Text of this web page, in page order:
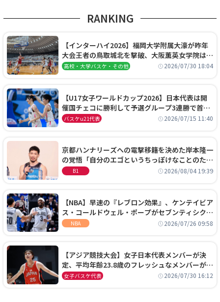
RANKING
【インターハイ2026】福岡大学附属大濠が昨年
大会王者の鳥取城北を撃破、大阪薫英女学院は岐
阜女子に完勝、大会3日目試合結果
高校・大学バスケ・その他 2026/07/30 18:04
【U17女子ワールドカップ2026】日本代表は開
催国チェコに勝利して予選グループ3連勝で首位
通過！準々決勝の相手はエジプトに決定
バスケu21代表 2026/07/15 11:40
京都ハンナリーズへの電撃移籍を決めた岸本隆一
の覚悟「自分のエゴというちっぽけなことのため
に、京都に来たわけではない」
B1 2026/08/04 19:39
【NBA】早速の『レブロン効果』、ケンテイビア
ス・コールドウェル・ポープがセブンティシクサ
ーズに1年契約で加入
NBA 2026/07/26 09:58
【アジア競技大会】女子日本代表メンバーが決
定、平均年齢23.8歳のフレッシュなメンバーが日
本開催の大舞台で頂点を狙う
女子バスケ代表 2026/07/30 16:12